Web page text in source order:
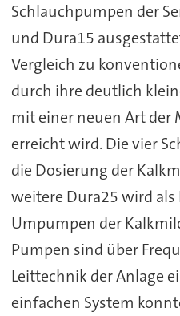
Schlauchpumpen der
und Dura15
Vergleich zu
durch ihre deutlich
mit einer neuen Art
erreicht wird. Die vier
die Dosierung der
weitere Dura25 wird
Umpumpen der
Pumpen sind über
Leittechnik der Anlage
einfachen System